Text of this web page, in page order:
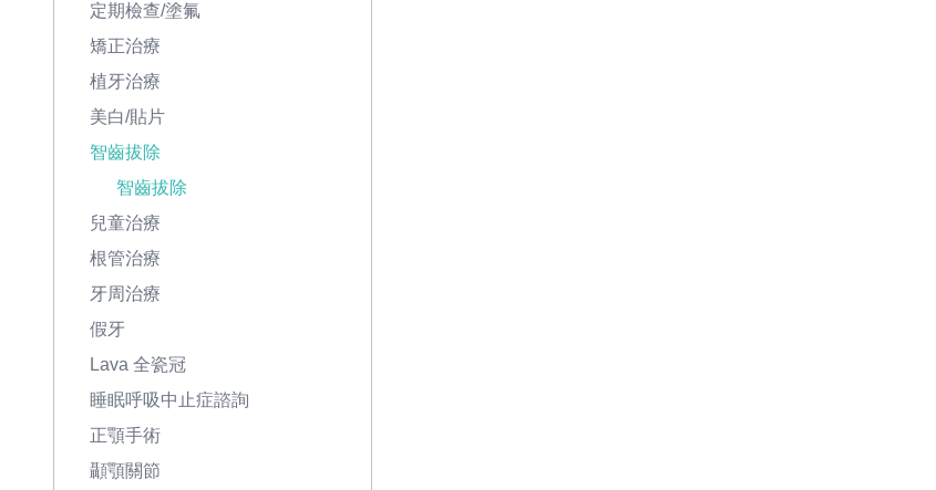
定期檢查/塗氟
矯正治療
植牙治療
美白/貼片
智齒拔除
智齒拔除
兒童治療
根管治療
牙周治療
假牙
Lava 全瓷冠
睡眠呼吸中止症諮詢
正顎手術
顳顎關節